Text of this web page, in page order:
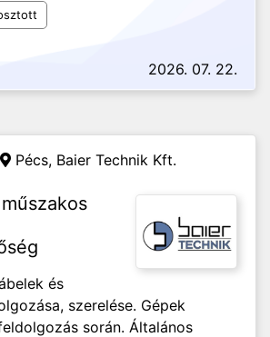
2026. 07. 22.
Pécs, Baier Technik Kft.
és
szerelése. Gépek
során. Általános